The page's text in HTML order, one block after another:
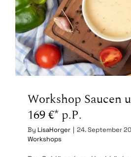
Workshop Saucen
€* p.P.
Workshop Saucen
169 €* p.P.
By LisaHorger 24. September
Workshops